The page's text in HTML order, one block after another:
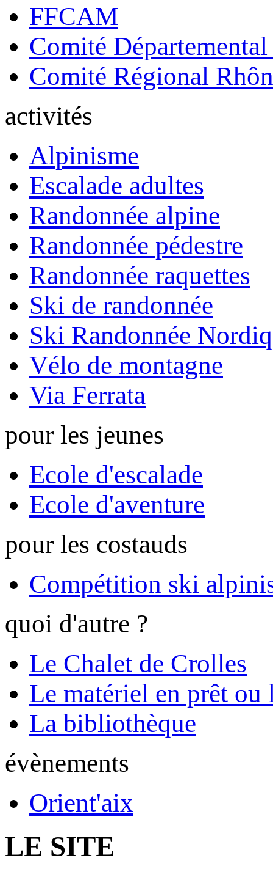
FFCAM
Comité
Comité Régional
activités
Alpinisme
Escalade adultes
Randonnée alpine
Randonnée pédestre
Randonnée raquettes
Ski de randonnée
Ski Randonnée
Vélo de montagne
Via Ferrata
pour les jeunes
Ecole d'escalade
Ecole d'aventure
pour les costauds
Compétition ski
quoi d'autre ?
Le Chalet de Crolles
Le matériel en prêt ou
La bibliothèque
évènements
Orient'aix
LE SITE